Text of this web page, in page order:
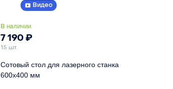
Видео
В наличии
7 190₽
15 шт.
Сотовый стол для лазерного станка
600х400 мм